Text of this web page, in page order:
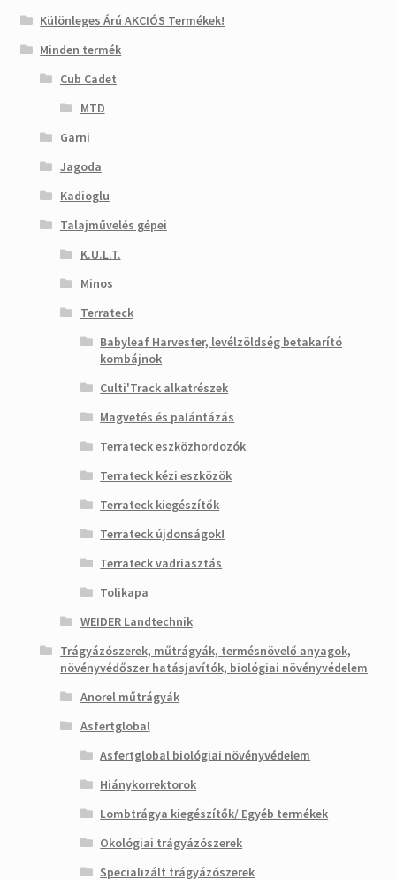
Különleges Árú AKCIÓS Termékek!
Minden termék
Cub Cadet
MTD
Garni
Jagoda
Kadioglu
Talajművelés gépei
K.U.L.T.
Minos
Terrateck
Babyleaf Harvester, levélzöldség betakarító
kombájnok
Culti'Track alkatrészek
Magvetés és palántázás
Terrateck eszközhordozók
Terrateck kézi eszközök
Terrateck kiegészítők
Terrateck újdonságok!
Terrateck vadriasztás
Tolikapa
WEIDER Landtechnik
Trágyázószerek, műtrágyák, termésnövelő anyagok,
növényvédőszer hatásjavítók, biológiai növényvédelem
Anorel műtrágyák
Asfertglobal
Asfertglobal biológiai növényvédelem
Hiánykorrektorok
Lombtrágya kiegészítők/ Egyéb termékek
Ökológiai trágyázószerek
Specializált trágyázószerek